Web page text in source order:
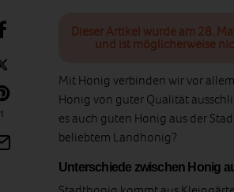
1
Dieser Artikel wurde am 28.
und ist möglicherweise
Mit Honig verbinden wir vor
Honig von guter Qualität
es auch guten Honig aus der
beliebtem Landhonig?
Unterschiede zwischen Honig